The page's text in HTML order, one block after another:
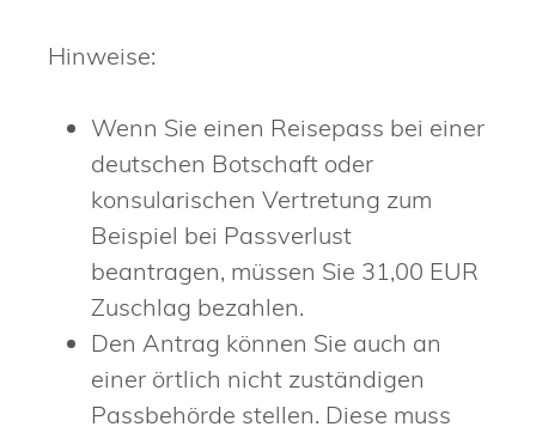
Hinweise:
Wenn Sie einen Reisepass bei einer
deutschen Botschaft oder
konsularischen Vertretung zum
Beispiel bei Passverlust
beantragen, müssen Sie 31,00 EUR
Zuschlag bezahlen.
Den Antrag können Sie auch an
einer örtlich nicht zuständigen
Passbehörde stellen. Diese muss